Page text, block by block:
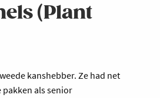
(Plant
kanshebber. Ze had net
als senior